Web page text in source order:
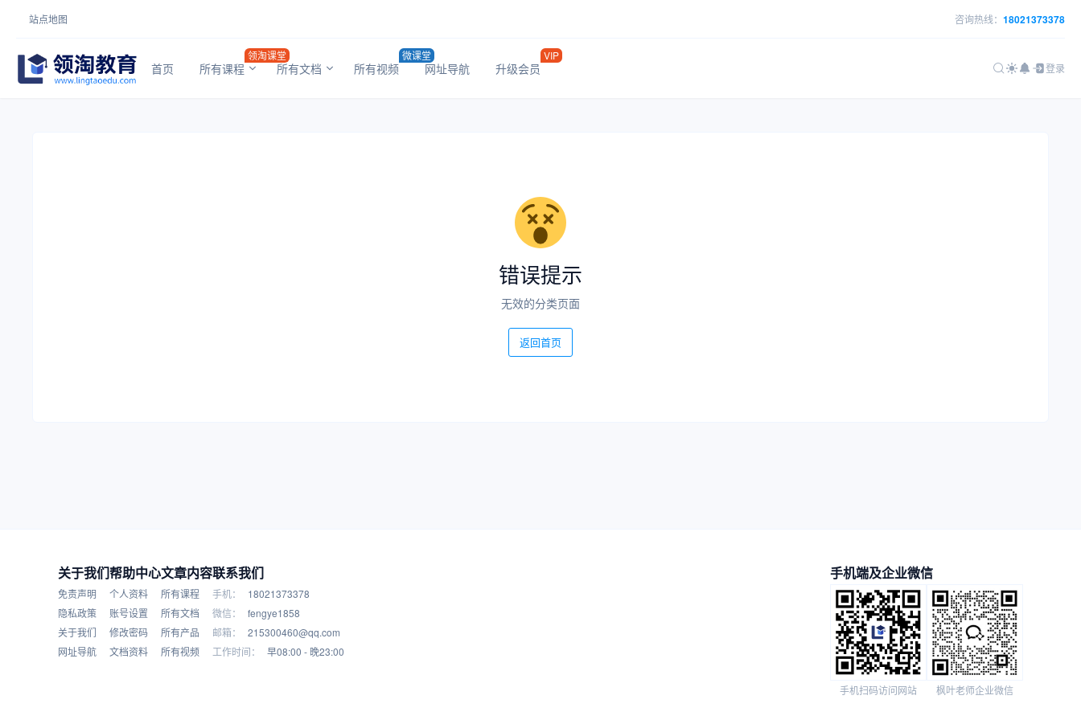
站点地图 咨询热线： 18021373378
首页 所有课程
领淘课堂
所有文档 所有视频
微课堂
网址导航 升级会员
VIP
登录
错误提示
无效的分类页面
返回首页
关于我们
免责声明
隐私政策
关于我们
网址导航
帮助中心
个人资料
账号设置
修改密码
文档资料
文章内容
所有课程
所有文档
所有产品
所有视频
联系我们
手机：
18021373378
微信：
fengye1858
邮箱：
215300460@qq.com
工作时间：
早08:00 - 晚23:00
手机端及企业微信
手机扫码访问网站 枫叶老师企业微信